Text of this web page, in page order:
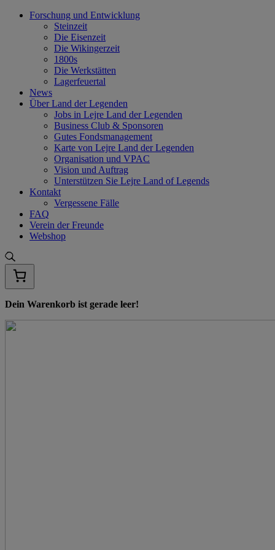
Skip
Forschung und Entwicklung
Steinzeit
Die Eisenzeit
Die Wikingerzeit
1800s
Die Werkstätten
Lagerfeuertal
News
Über Land der Legenden
Jobs in Lejre Land der Legenden
Business Club & Sponsoren
Gutes Fondsmanagement
Karte von Lejre Land der Legenden
Organisation und VPAC
Vision und Auftrag
Unterstützen Sie Lejre Land of Legends
Kontakt
Vergessene Fälle
FAQ
Verein der Freunde
Webshop
Dein Warenkorb ist gerade leer!